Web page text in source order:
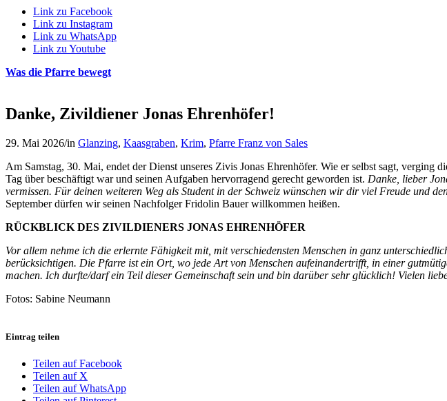
Link zu Facebook
Link zu Instagram
Link zu WhatsApp
Link zu Youtube
Was die Pfarre bewegt
Danke, Zivildiener Jonas Ehrenhöfer!
29. Mai 2026/in Glanzing, Kaasgraben, Krim, Pfarre Franz von Sales
Am Samstag, 30. Mai, endet der Dienst unseres Zivis Jonas Ehrenhöfer. Wie er selbst sagt, verging
Tag über beschäftigt war und seinen Aufgaben hervorragend gerecht geworden ist. Danke, lieber
vermissen. Für deinen weiteren Weg als Student in der Schweiz wünschen wir dir viel Freude und
September dürfen wir seinen Nachfolger Fridolin Bauer willkommen heißen.
RÜCKBLICK DES ZIVILDIENERS JONAS EHRENHÖFER
Vor allem nehme ich die erlernte Fähigkeit mit, mit verschiedensten Menschen in ganz
berücksichtigen. Die Pfarre ist ein Ort, wo jede Art von Menschen aufeinandertrifft, in einer
machen. Ich durfte/darf ein Teil dieser Gemeinschaft sein und bin darüber sehr glücklich! Vielen
Fotos: Sabine Neumann
Eintrag teilen
Teilen auf Facebook
Teilen auf X
Teilen auf WhatsApp